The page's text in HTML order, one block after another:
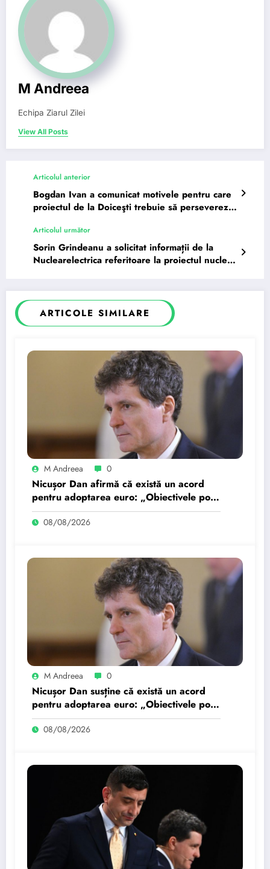
M Andreea
Echipa Ziarul Zilei
View All Posts
Articolul anterior
Bogdan Ivan a comunicat motivele pentru care
proiectul de la Doiceşti trebuie să persevereze.
Articolul următor
Sorin Grindeanu a solicitat informații de la
Nuclearelectrica referitoare la proiectul nuclear
ARTICOLE SIMILARE
M Andreea 0
Nicușor Dan afirmă că există un acord
pentru adoptarea euro: „Obiectivele pot
fi realizate dacă…
08/08/2026
M Andreea 0
Nicușor Dan susține că există un acord
pentru adoptarea euro: „Obiectivele pot
fi realizate dacă…
08/08/2026